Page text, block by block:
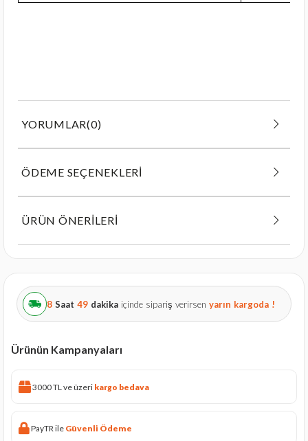
YORUMLAR(0)
ÖDEME SEÇENEKLERI
ÜRÜN ÖNERILERI
8 Saat 49 dakika içinde sipariş verirsen yarın kargoda !
Ürünün Kampanyaları
3000 TL ve üzeri kargo bedava
PayTR ile Güvenli Ödeme